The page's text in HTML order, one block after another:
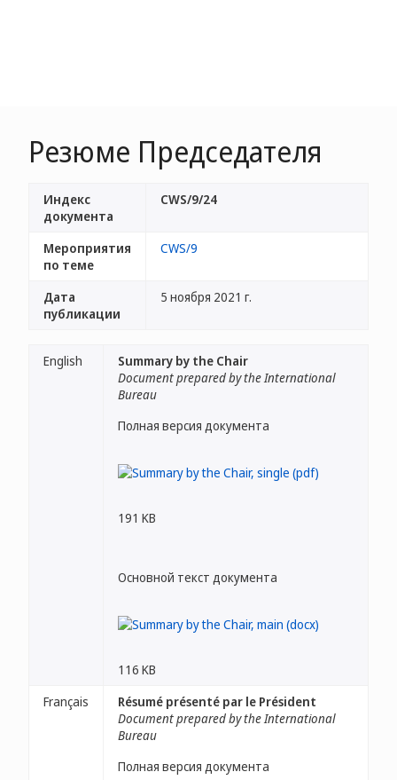
Резюме Председателя
Индекс
документа
CWS/9/24
Мероприятия
по теме
CWS/9
Дата
публикации
5 ноября 2021 г.
English
Summary by the Chair
Document prepared by the International
Bureau
Полная версия документа
191 KB
Основной текст документа
116 KB
Français
Résumé présenté par le Président
Document prepared by the International
Bureau
Полная версия документа